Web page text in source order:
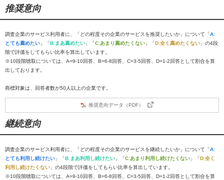
推奨意向
調査企業のサービス利用者に、「どの程度その企業のサービスを推奨したいか」について「A:
とても薦めたい 」「B:まあ薦めたい 」「C:あまり薦めたくない 」「D:全く薦めたくない 」の4段
階で評価をしてもらい比率を算出しています。
※10段階聴取については、A=9-10回答、B=6-8回答、C=3-5回答、D=1-2回答として割合を算
出しております。
商標対象は、回答者数が50人以上の企業です。
推奨意向データ（PDF）
継続意向
調査企業のサービス利用者に、「どの程度その企業のサービスを継続したいか」について「A:
とても利用し続けたい 」「B:まあ利用し続けたい 」「C:あまり利用し続けたくない 」「D:全く
利用し続けたくない 」の4段階で評価をしてもらい比率を算出しています。
※10段階聴取については、A=9-10回答、B=6-8回答、C=3-5回答、D=1-2回答として割合を算